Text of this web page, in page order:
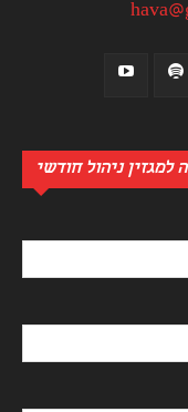
למגזין ניהול חודשי